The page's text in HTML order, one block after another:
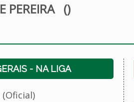
PEREIRA ()
- NA LIGA